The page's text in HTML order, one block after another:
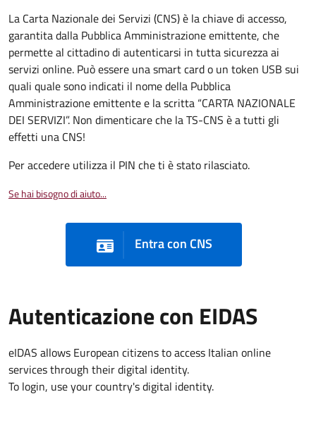
La Carta Nazionale dei Servizi (CNS) è la chiave di accesso,
garantita dalla Pubblica Amministrazione emittente, che
permette al cittadino di autenticarsi in tutta sicurezza ai
servizi online. Può essere una smart card o un token USB sui
quali quale sono indicati il nome della Pubblica
Amministrazione emittente e la scritta “CARTA NAZIONALE
DEI SERVIZI”. Non dimenticare che la TS-CNS è a tutti gli
effetti una CNS!
Per accedere utilizza il PIN che ti è stato rilasciato.
Se hai bisogno di aiuto...
Entra con CNS
Autenticazione con EIDAS
eIDAS allows European citizens to access Italian online
services through their digital identity.
To login, use your country's digital identity.